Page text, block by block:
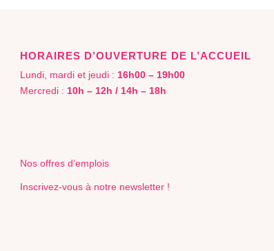
HORAIRES D’OUVERTURE DE L’ACCUEIL
Lundi, mardi et jeudi : 16h00 – 19h00
Mercredi : 10h – 12h / 14h – 18h
Nos offres d’emplois
Inscrivez-vous à notre newsletter !